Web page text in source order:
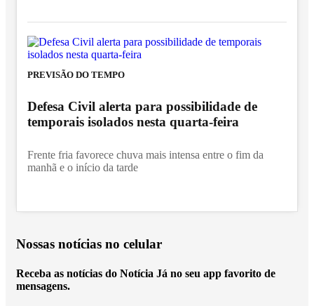
PREVISÃO DO TEMPO
Defesa Civil alerta para possibilidade de
temporais isolados nesta quarta-feira
Frente fria favorece chuva mais intensa entre o fim da
manhã e o início da tarde
Nossas notícias no celular
Receba as notícias do Notícia Já no seu app favorito de
mensagens.